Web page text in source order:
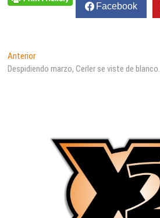
Facebook
Navegación
de
AnteriorEntrada
anterior:
Despidiendo marzo, Cerler se viste de blanco.